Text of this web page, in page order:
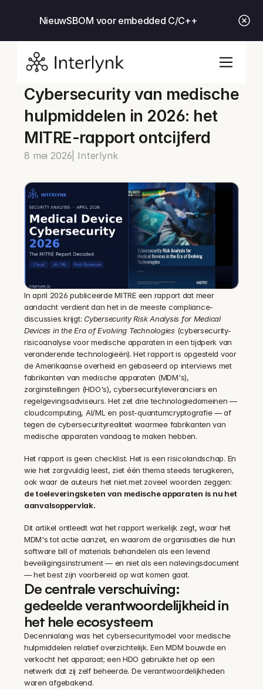
NieuwSBOM voor embedded C/C++
Cybersecurity van medische
hulpmiddelen in 2026: het
MITRE-rapport ontcijferd
8 mei 2026 | Interlynk
In april 2026 publiceerde MITRE een rapport dat meer
aandacht verdient dan het in de meeste compliance-
discussies krijgt: Cybersecurity Risk Analysis for Medical
Devices in the Era of Evolving Technologies (cybersecurity-
risicoanalyse voor medische apparaten in een tijdperk van
veranderende technologieën). Het rapport is opgesteld voor
de Amerikaanse overheid en gebaseerd op interviews met
fabrikanten van medische apparaten (MDM's),
zorginstellingen (HDO's), cybersecurityleveranciers en
regelgevingsadviseurs. Het zet drie technologiedomeinen —
cloudcomputing, AI/ML en post-quantumcryptografie — af
tegen de cybersecurityrealiteit waarmee fabrikanten van
medische apparaten vandaag te maken hebben.
Het rapport is geen checklist. Het is een risicolandschap. En
wie het zorgvuldig leest, ziet één thema steeds terugkeren,
de toeleveringsketen van medische apparaten ís nu het
aanvalsoppervlak.
Dit artikel ontleedt wat het rapport werkelijk zegt, waar het
MDM's tot actie aanzet, en waarom de organisaties die hun
software bill of materials behandelen als een levend
beveiligingsinstrument — en niet als een nalevingsdocument
— het best zijn voorbereid op wat komen gaat.
De centrale verschuiving:
gedeelde verantwoordelijkheid in
het hele ecosysteem
Decennialang was het cybersecuritymodel voor medische
hulpmiddelen relatief overzichtelijk. Een MDM bouwde en
verkocht het apparaat; een HDO gebruikte het op een
netwerk dat zij zelf beheerde. De verantwoordelijkheden
waren afgebakend.